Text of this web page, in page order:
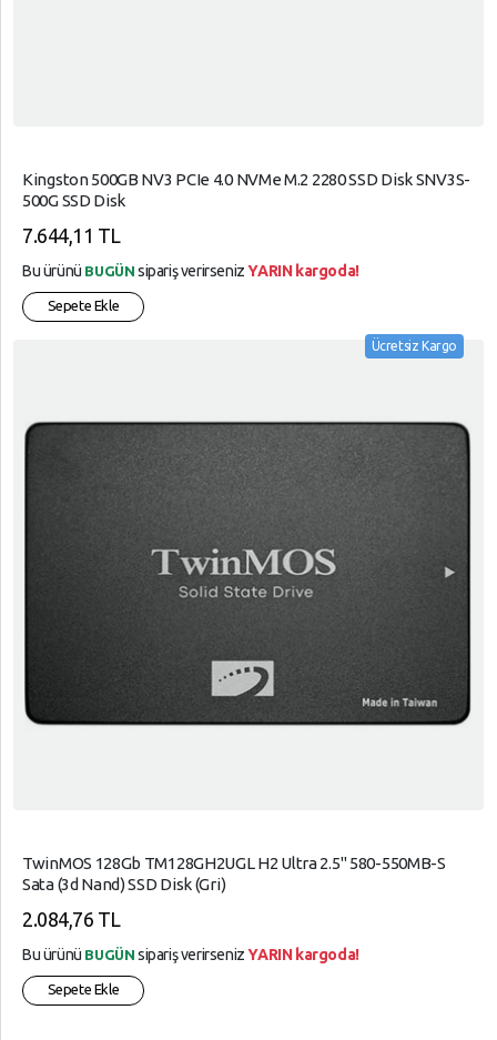
Kingston 500GB NV3 PCIe 4.0 NVMe M.2 2280 SSD Disk SNV3S-
500G SSD Disk
7.644,11 TL
Bu ürünü BUGÜN sipariş verirsenizYARIN kargoda!
Sepete Ekle
Ücretsiz Kargo
TwinMOS 128Gb TM128GH2UGL H2 Ultra 2.5" 580-550MB-S
Sata (3d Nand) SSD Disk (Gri)
2.084,76 TL
Bu ürünü BUGÜN sipariş verirsenizYARIN kargoda!
Sepete Ekle